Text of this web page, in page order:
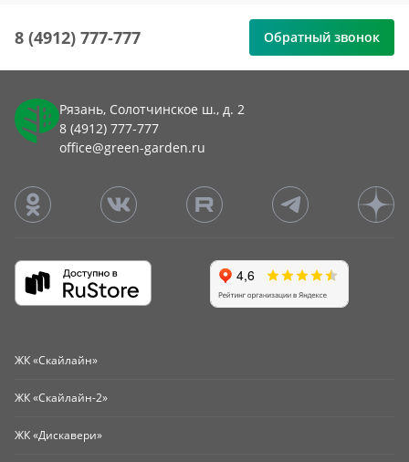
8 (4912) 777-777 Обратный звонок
Рязань, Солотчинское ш., д. 2
8 (4912) 777-777
office@green-garden.ru
ЖК «Скайлайн»
ЖК «Скайлайн-2»
ЖК «Дискавери»